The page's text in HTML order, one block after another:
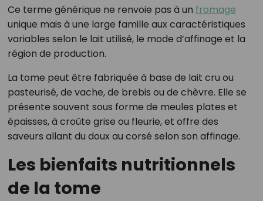
Ce terme générique ne renvoie pas à un fromage
unique mais à une large famille aux caractéristiques
variables selon le lait utilisé, le mode d’affinage et la
région de production.
La tome peut être fabriquée à base de lait cru ou
pasteurisé, de vache, de brebis ou de chèvre. Elle se
présente souvent sous forme de meules plates et
épaisses, à croûte grise ou fleurie, et offre des
saveurs allant du doux au corsé selon son affinage.
Les bienfaits nutritionnels
de la tome